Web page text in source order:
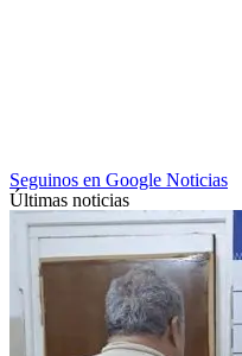
Seguinos en Google Noticias
Últimas noticias